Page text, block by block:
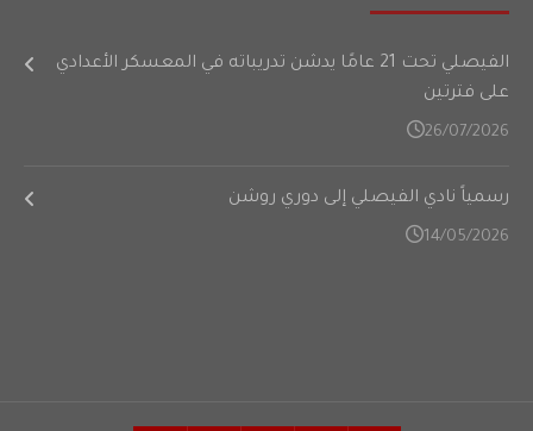
الفيصلي تحت 21 عامًا يدشن تدريباته في المعسكر الأعدادي
على فترتين
26/07/2026
رسمياً نادي الفيصلي إلى دوري روشن
14/05/2026